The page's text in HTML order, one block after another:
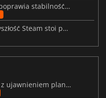
Nowa aktualizacja w Palworld poprawia stabilność Sunreach i walk z bossami
Projekt Helix znów w grze, przyszłość Steam stoi pod znakiem zapytania
MARVEL Tōkon debiutuje wraz z ujawnieniem planu rozwoju na pierwszy rok